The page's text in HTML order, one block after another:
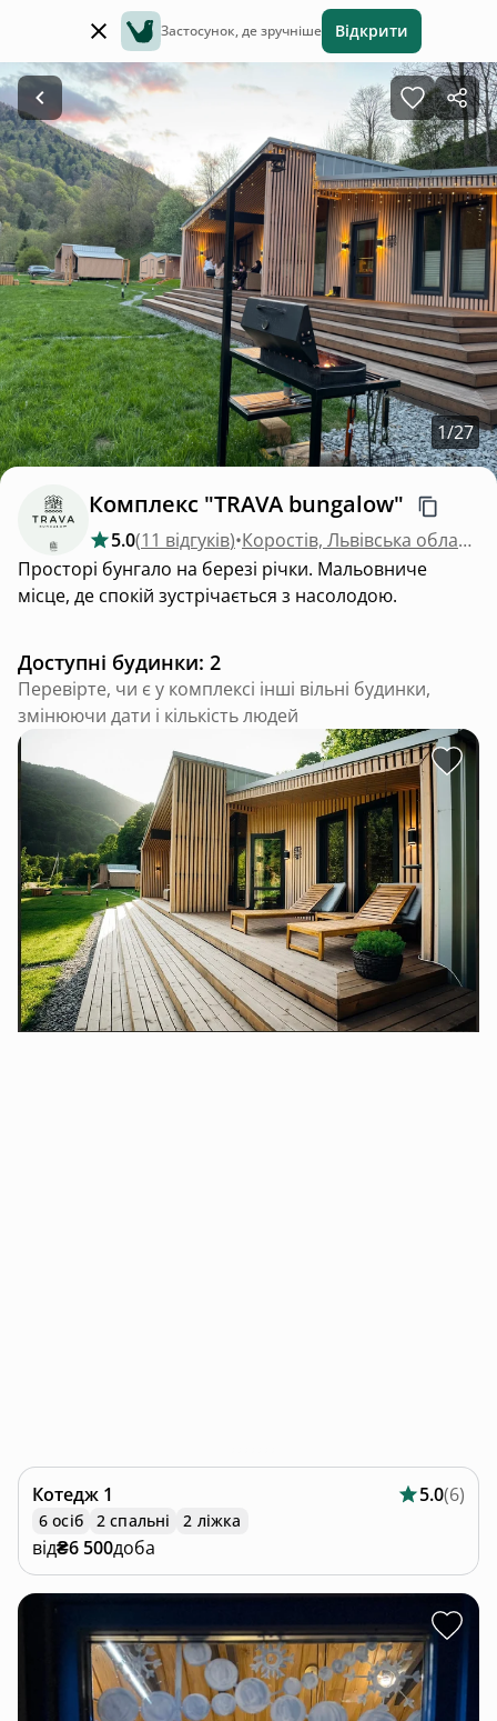
Застосунок, де зручніше Відкрити
1/27
Комплекс "TRAVA bungalow"
5.0(11 відгуків)•
Коростів, Львівська область
Просторі бунгало на березі річки. Мальовниче
місце, де спокій зустрічається з насолодою.
Доступні будинки: 2
Перевірте, чи є у комплексі інші вільні будинки,
змінюючи дати і кількість людей
Котедж 1 5.0(6)
6 осіб 2 спальні 2 ліжка
від₴6 500доба